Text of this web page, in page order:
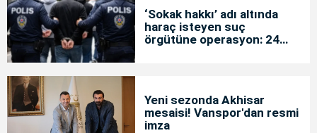
‘Sokak hakkı’ adı altında
haraç isteyen suç
örgütüne operasyon: 24
Yeni sezonda Akhisar
mesaisi! Vanspor'dan resmi
imza